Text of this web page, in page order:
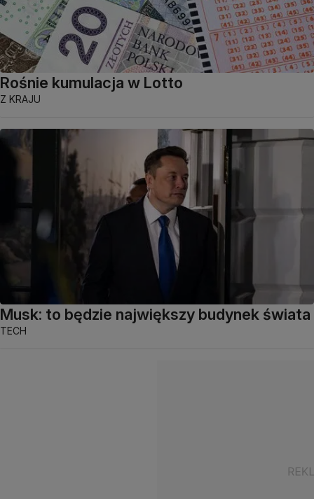
Rośnie kumulacja w Lotto
Z KRAJU
Musk: to będzie największy budynek świata
TECH